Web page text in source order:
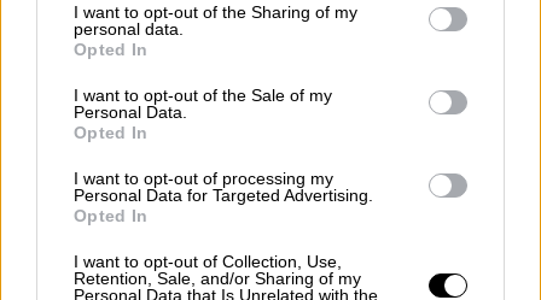
not limited to your visit or usage behaviour. You may click to
grant or deny consent to Google and its third-party tags to
use your data for below specified purposes in below Google
consent section.
I want to opt-out of the Sharing of my
personal data.
Opted In
I want to opt-out of the Sale of my
Personal Data.
Opted In
I want to opt-out of processing my
Personal Data for Targeted Advertising.
Opted In
I want to opt-out of Collection, Use,
Retention, Sale, and/or Sharing of my
Personal Data that Is Unrelated with the
υγείας και ασφάλειας στους χώρους
δουλειάς κλπ. Η απεργία πρέπει να
αποτελέσει την οργανωμένη και μαζική
αντίδραση όλων των δημοσίων υπαλλήλων,
για όλα τα μέτωπα πάλης και τα αιτήματά
μας (οικονομικά, θεσμικά, ασφαλιστικά)».
Στο επίκεντρο των διεκδικήσεων των
δημοσίων υπαλλήλων βρίσκονται μεταξύ